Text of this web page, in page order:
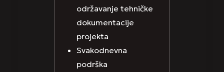
održavanje tehničke
dokumentacije
projekta
Svakodnevna
podrška